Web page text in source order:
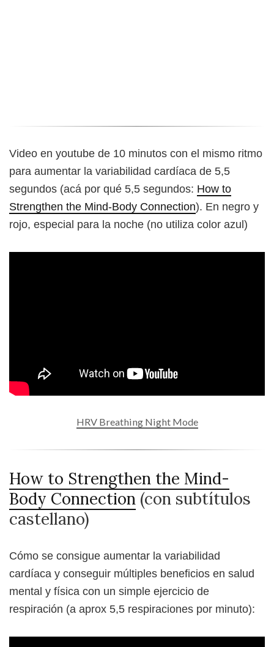
Video en youtube de 10 minutos con el mismo ritmo
para aumentar la variabilidad cardíaca de 5,5
segundos (acá por qué 5,5 segundos: How to
Strengthen the Mind-Body Connection). En negro y
rojo, especial para la noche (no utiliza color azul)
HRV Breathing Night Mode
How to Strengthen the Mind-
Body Connection (con subtítulos
castellano)
Cómo se consigue aumentar la variabilidad
cardíaca y conseguir múltiples beneficios en salud
mental y física con un simple ejercicio de
respiración (a aprox 5,5 respiraciones por minuto):